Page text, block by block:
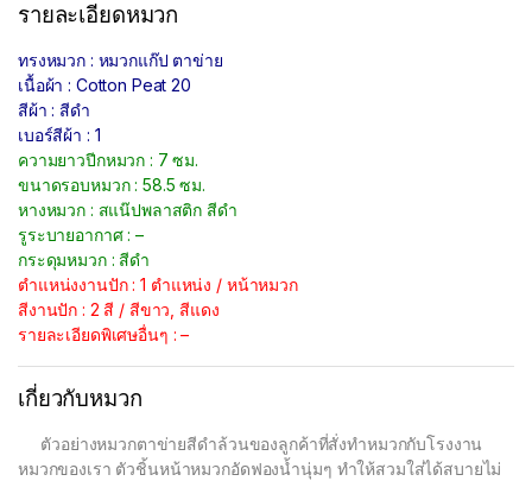
รายละเอียดหมวก
ทรงหมวก : หมวกแก๊ป ตาข่าย
เนื้อผ้า : Cotton Peat 20
สีผ้า : สีดำ
เบอร์สีผ้า : 1
ความยาวปีกหมวก : 7 ซม.
ขนาดรอบหมวก : 58.5 ซม.
หางหมวก : สแน๊ปพลาสติก สีดำ
รูระบายอากาศ : –
กระดุมหมวก : สีดำ
ตำแหน่งงานปัก : 1 ตำแหน่ง / หน้าหมวก
สีงานปัก : 2 สี / สีขาว, สีแดง
รายละเอียดพิเศษอื่นๆ : –
เกี่ยวกับหมวก
ตัวอย่างหมวกตาข่ายสีดำล้วนของลูกค้าที่สั่งทำหมวกกับโรงงาน
หมวกของเรา ตัวชิ้นหน้าหมวกอัดฟองน้ำนุ่มๆ ทำให้สวมใส่ได้สบายไม่